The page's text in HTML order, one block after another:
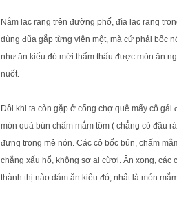
Nắm lạc rang trên đường phố, đĩa lạc rang
dùng đũa gắp từng viên một, mà cứ phải bốc
như ăn kiểu đó mới thẩm thấu được món ăn
nuốt.
Đôi khi ta còn gặp ở cổng chợ quê mấy cô gái
món quà bún chấm mắm tôm ( chẳng có đậu
đựng trong mê nón. Các cô bốc bún, chấm
chẳng xấu hổ, không sợ ai cừơi. Ăn xong,
thành thị nào dám ăn kiểu đó, nhất là món